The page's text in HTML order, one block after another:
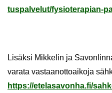
tus­pal­ve­lut/fysioterapian-​
Li­säk­si Mik­ke­lin ja
va­ra­ta vas­taan­ot­toai­ko­ja
https://ete­la­sa­von­ha.fi/